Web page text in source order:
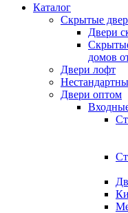
Каталог
Скрытые
Двери
домов
Двери лофт
Двери оптом